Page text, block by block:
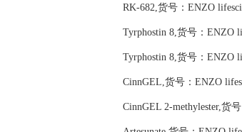
RK-682,货号：ENZO
Tyrphostin 8,货号：ENZO
Tyrphostin 8,货号：ENZO
CinnGEL,货号：ENZO
CinnGEL 2-methylester,货